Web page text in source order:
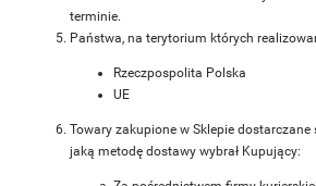
terminie.
Państwa, na terytorium których
Rzeczpospolita Polska
UE
Towary zakupione w Sklepie
jaką metodę dostawy wybrał Kupujący: